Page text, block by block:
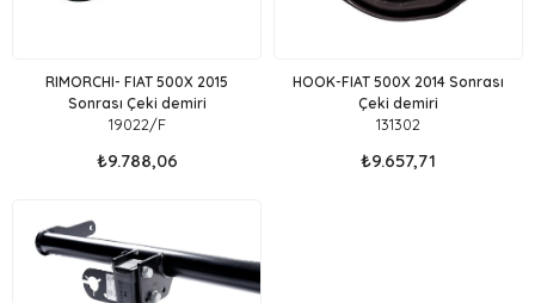
RIMORCHI- FIAT 500X 2015
Sonrası Çeki demiri
19022/F
₺9.788,06
HOOK-FIAT 500X 2014 Sonrası
Çeki demiri
131302
₺9.657,71